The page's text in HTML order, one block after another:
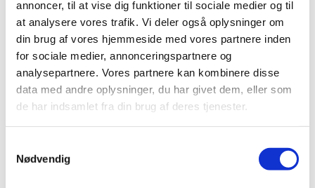
annoncer, til at vise dig funktioner til sociale medier og til
at analysere vores trafik. Vi deler også oplysninger om
din brug af vores hjemmeside med vores partnere inden
for sociale medier, annonceringspartnere og
analysepartnere. Vores partnere kan kombinere disse
data med andre oplysninger, du har givet dem, eller som
de har indsamlet fra din brug af deres tjenester.
Nødvendig
august (4)
juni (1)
maj (1)
marts (1)
februar (2)
2020 (19)